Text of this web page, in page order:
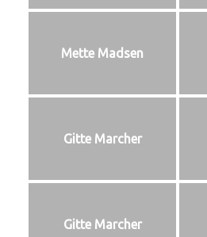
Mette Madsen
Gitte Marcher
Gitte Marcher